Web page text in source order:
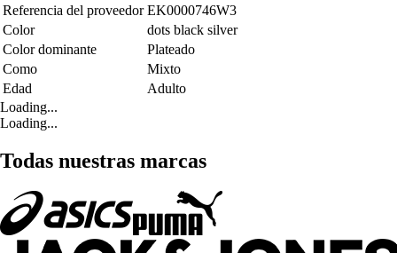
Referencia del proveedor EK0000746W3
Color
dots black silver
Color dominante
Plateado
Como
Mixto
Edad
Adulto
Loading...
Loading...
Todas nuestras marcas